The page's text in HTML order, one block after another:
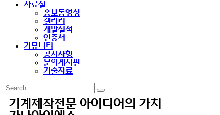
자료실
홍보동영상
겔러리
개발실적
인증서
커뮤니티
공지사항
문의게시판
기술자료
기계제작전문 아이디어의 가치